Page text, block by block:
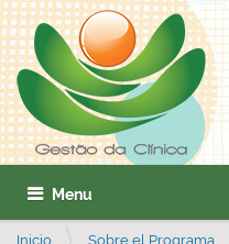
Mostrar/Ocultar
Inicio Sobre el Programa